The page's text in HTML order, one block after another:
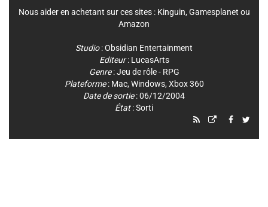
Nous aider en achetant sur ces sites : Kinguin, Gamesplanet ou
Amazon
Studio:Obsidian Entertainment
Editeur: LucasArts
Genre:Jeu de rôle - RPG
Plateforme: Mac, Windows, Xbox 360
Date de sortie: 06/12/2004
État: Sorti